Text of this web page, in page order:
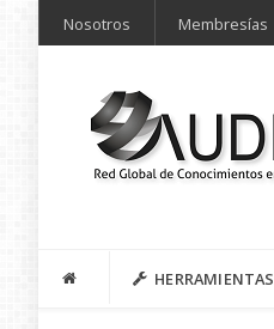
Nosotros Membresías
HERRAMIENTAS